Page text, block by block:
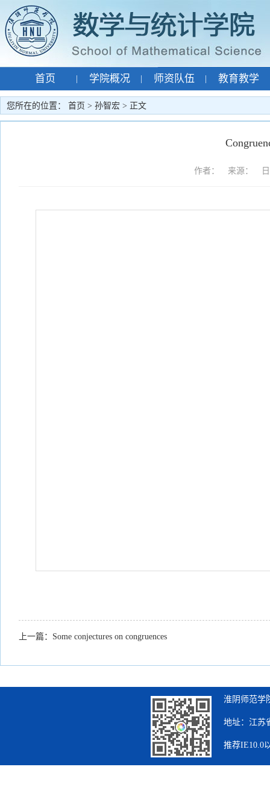
首页 学院概况 师资队伍 教育教学
专题网站 | 孙智宏 |
您所在的位置： 首页 > 孙智宏 > 正文
作者： 来源： 日
上一篇： Some conjectures on congruences
淮阴师范学
地址：江苏
推荐IE10.0